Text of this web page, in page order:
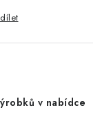
v nabídce